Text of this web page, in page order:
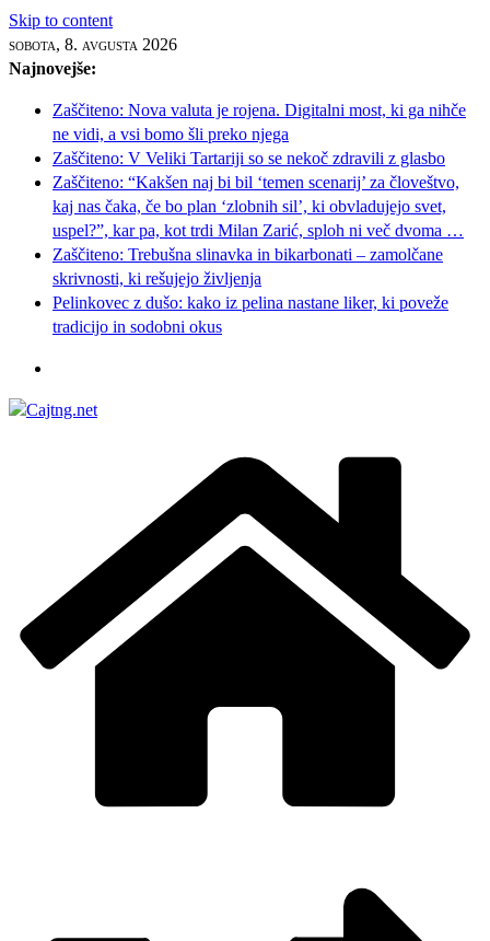
Skip to content
sobota, 8. avgusta 2026
Najnovejše:
Zaščiteno: Nova valuta je rojena. Digitalni most, ki ga nihče
ne vidi, a vsi bomo šli preko njega
Zaščiteno: V Veliki Tartariji so se nekoč zdravili z glasbo
Zaščiteno: “Kakšen naj bi bil ‘temen scenarij’ za človeštvo,
kaj nas čaka, če bo plan ‘zlobnih sil’, ki obvladujejo svet,
uspel?”, kar pa, kot trdi Milan Zarić, sploh ni več dvoma …
Zaščiteno: Trebušna slinavka in bikarbonati – zamolčane
skrivnosti, ki rešujejo življenja
Pelinkovec z dušo: kako iz pelina nastane liker, ki poveže
tradicijo in sodobni okus